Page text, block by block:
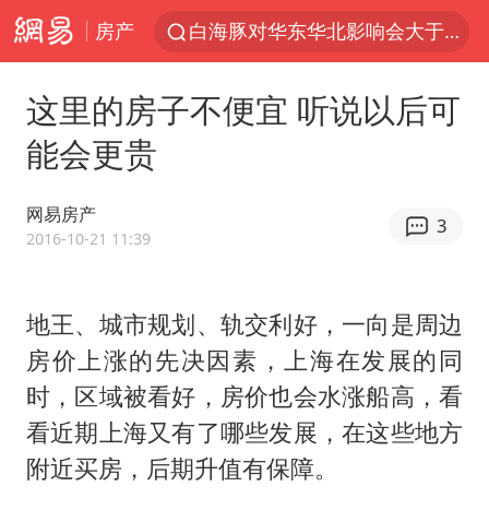
房产
白海豚对华东华北影响会大于巴威
《披荆斩棘2026》阵容官宣
上海全力守护市民“菜篮子”
白海豚北上或致京津冀暴雨
构建更高水平的全民健身公共服务体系
上门女婿出轨女邻居多年被判重婚罪
香港刷新1884年以来最高气温纪录
这里的房子不便宜 听说以后可
能会更贵
网易房产
2016-10-21 11:39
3
地王、城市规划、轨交利好，一向是周边
房价上涨的先决因素，上海在发展的同
时，区域被看好，房价也会水涨船高，看
看近期上海又有了哪些发展，在这些地方
附近买房，后期升值有保障。